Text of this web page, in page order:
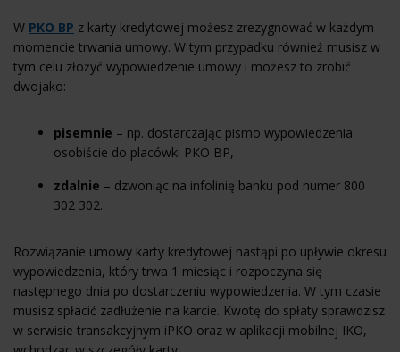
W PKO BP z karty kredytowej możesz zrezygnować w każdym
momencie trwania umowy. W tym przypadku również musisz w
tym celu złożyć wypowiedzenie umowy i możesz to zrobić
dwojako:
pisemnie – np. dostarczając pismo wypowiedzenia
osobiście do placówki PKO BP,
zdalnie – dzwoniąc na infolinię banku pod numer 800
302 302.
Rozwiązanie umowy karty kredytowej nastąpi po upływie okresu
wypowiedzenia, który trwa 1 miesiąc i rozpoczyna się
następnego dnia po dostarczeniu wypowiedzenia. W tym czasie
musisz spłacić zadłużenie na karcie. Kwotę do spłaty sprawdzisz
w serwisie transakcyjnym iPKO oraz w aplikacji mobilnej IKO,